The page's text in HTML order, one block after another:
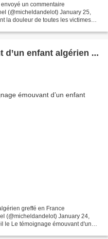
un commentaire
(@micheldandelot) January 25,
la douleur de toutes les victimes
d’un enfant algérien ...
greffé en France
(@micheldandelot) January 24,
le Le témoignage émouvant d'un